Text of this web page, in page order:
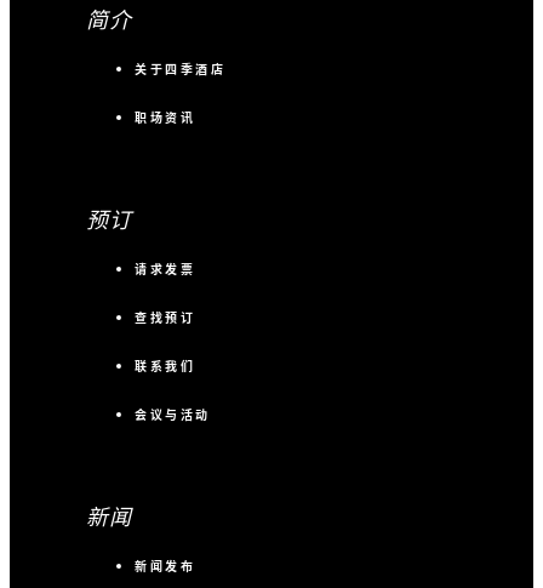
教室
酒会
团体会议前的 15 分钟正念活
优惠详情
条款与条件：
每间客房每晚须在房价基础上加收 10% 服务费
间或更多客房的团体。须至少入住两晚。
简介
关于四季酒店
职场资讯
预订
请求发票
查找预订
联系我们
会议与活动
新闻
新闻发布